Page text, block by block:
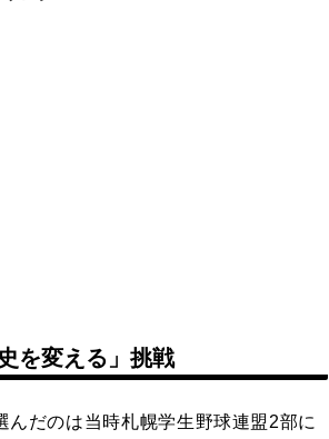
を変える」挑戦
んだのは当時札幌学生野球連盟2部に